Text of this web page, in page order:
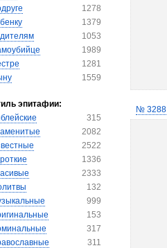
1278
1379
1053
1989
1281
1559
эпитафии:
315
2082
2522
1336
2333
132
999
153
317
311
№ 3288